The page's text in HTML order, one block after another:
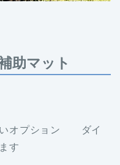
助マット
いオプション ダイ
す